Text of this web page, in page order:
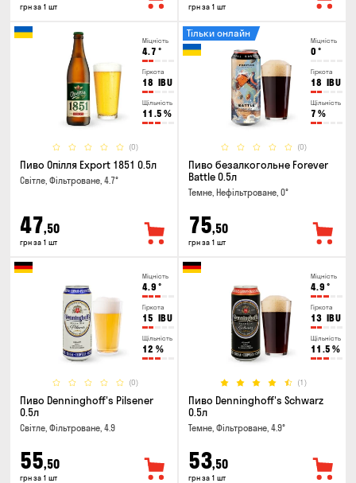
грн за 1 шт грн за 1 шт
Міцність
4.7 °
Гіркота
18 IBU
Щільність
11.5 %
(0)
Пиво Опілля Export 1851 0.5л
Світле, Фільтроване, 4.7°
47,50
грн за 1 шт
Міцність
0 °
Гіркота
18 IBU
Щільність
7 %
(0)
Тільки онлайн
Пиво безалкогольне Forever
Battle 0.5л
Темне, Нефільтроване, 0°
75,50
грн за 1 шт
Міцність
4.9 °
Гіркота
15 IBU
Щільність
12 %
(0)
Пиво Denninghoff's Pilsener
0.5л
Світле, Фільтроване, 4.9
55,50
грн за 1 шт
Міцність
4.9 °
Гіркота
13 IBU
Щільність
11.5 %
(1)
Пиво Denninghoff's Schwarz
0.5л
Темне, Фільтроване, 4.9°
53,50
грн за 1 шт